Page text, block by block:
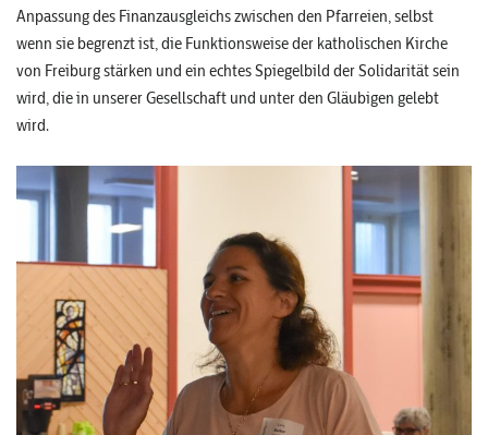
Anpassung des Finanzausgleichs zwischen den Pfarreien, selbst
wenn sie begrenzt ist, die Funktionsweise der katholischen Kirche
von Freiburg stärken und ein echtes Spiegelbild der Solidarität sein
wird, die in unserer Gesellschaft und unter den Gläubigen gelebt
wird.